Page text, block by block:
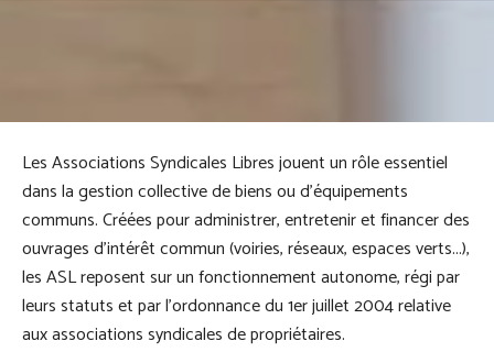
Les Associations Syndicales Libres jouent un rôle essentiel
dans la gestion collective de biens ou d’équipements
communs. Créées pour administrer, entretenir et financer des
ouvrages d’intérêt commun (voiries, réseaux, espaces verts...),
les ASL reposent sur un fonctionnement autonome, régi par
leurs statuts et par l’ordonnance du 1er juillet 2004 relative
aux associations syndicales de propriétaires.